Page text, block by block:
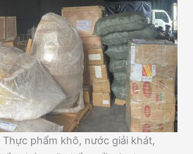
Thực phẩm khô, nước giải khát,